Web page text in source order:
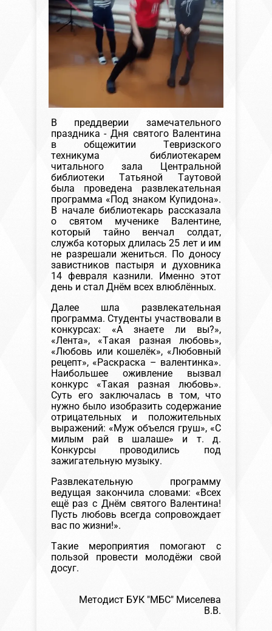
В преддверии замечательного
праздника - Дня святого Валентина
в общежитии Тевризского
техникума библиотекарем
читального зала Центральной
библиотеки Татьяной Таутовой
была проведена развлекательная
программа «Под знаком Купидона».
В начале библиотекарь рассказала
о святом мученике Валентине,
который тайно венчал солдат,
служба которых длилась 25 лет и им
не разрешали жениться. По доносу
завистников пастыря и духовника
14 февраля казнили. Именно этот
день и стал Днём всех влюблённых.
Далее шла развлекательная
программа. Студенты участвовали в
конкурсах: «А знаете ли вы?»,
«Лента», «Такая разная любовь»,
«Любовь или кошелёк», «Любовный
рецепт», «Раскраска – валентинка».
Наибольшее оживление вызвал
конкурс «Такая разная любовь».
Суть его заключалась в том, что
нужно было изобразить содержание
отрицательных и положительных
выражений: «Муж объелся груш», «С
милым рай в шалаше» и т. д.
Конкурсы проводились под
зажигательную музыку.
Развлекательную программу
ведущая закончила словами: «Всех
ещё раз с Днём святого Валентина!
Пусть любовь всегда сопровождает
вас по жизни!».
Такие мероприятия помогают с
пользой провести молодёжи свой
досуг.
Методист БУК "МБС" Миселева
В.В.